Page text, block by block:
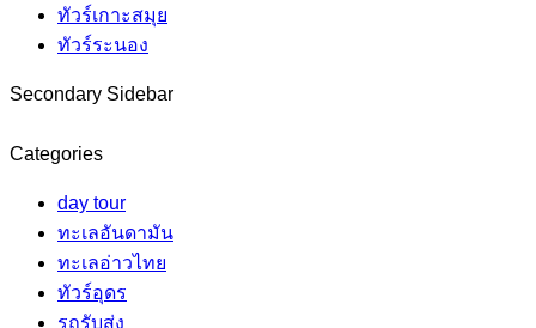
ทัวร์เกาะสมุย
ทัวร์ระนอง
Secondary Sidebar
Categories
day tour
ทะเลอันดามัน
ทะเลอ่าวไทย
ทัวร์อุดร
รถรับส่ง